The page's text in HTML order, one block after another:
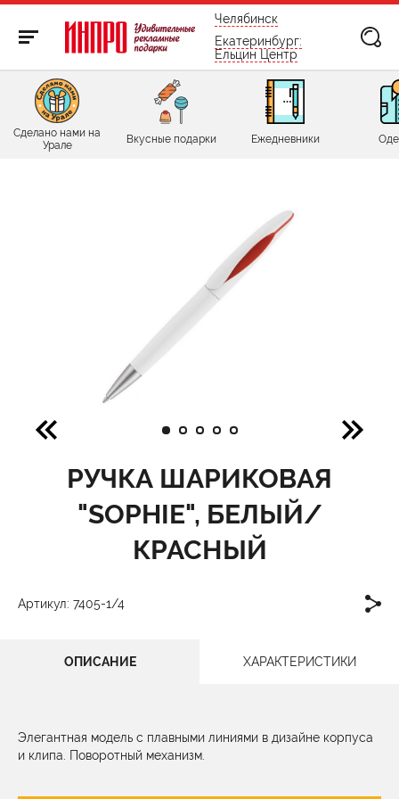
бесплатно по России
Челябинск
Екатеринбург:
Ельцин Центр
Сделано нами на
Урале
Вкусные подарки Ежедневники
РУЧКА ШАРИКОВАЯ
"SOPHIE", БЕЛЫЙ/
КРАСНЫЙ
Артикул: 7405-1/4
ОПИСАНИЕ ХАРАКТЕРИСТИКИ
Элегантная модель с плавными линиями в дизайне корпуса
и клипа. Поворотный механизм.